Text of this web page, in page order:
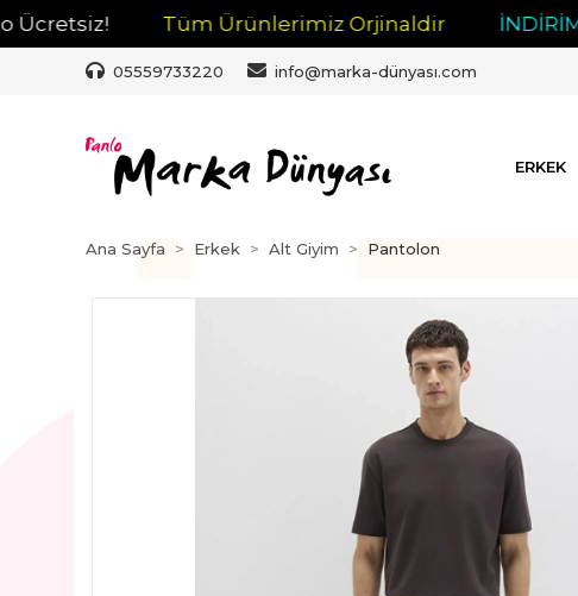
Tüm Ürünlerimiz Orjinaldir İNDİRİM
05559733220 info@marka-dünyası.com
ERKEK
Ana Sayfa Erkek Alt Giyim Pantolon